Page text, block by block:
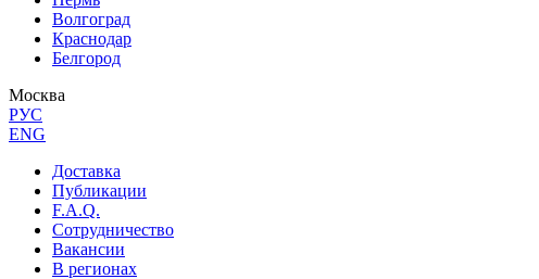
Волгоград
Краснодар
Белгород
Москва
РУС
ENG
Доставка
Публикации
F.A.Q.
Сотрудничество
Вакансии
В регионах